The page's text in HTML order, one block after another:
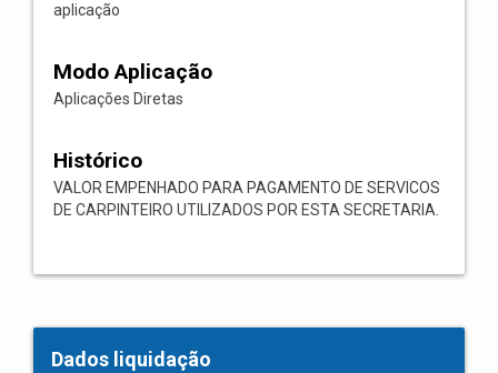
aplicação
Modo Aplicação
Aplicações Diretas
Histórico
VALOR EMPENHADO PARA PAGAMENTO DE SERVICOS
DE CARPINTEIRO UTILIZADOS POR ESTA SECRETARIA.
Dados liquidação